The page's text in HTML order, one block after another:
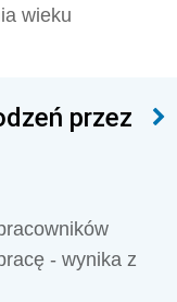
wieku
przez
- wynika z